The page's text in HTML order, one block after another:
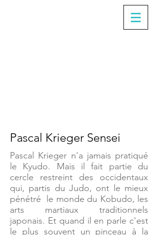
Pascal Krieger Sensei
Pascal Krieger n'a jamais pratiqué
le Kyudo. Mais il fait partie du
cercle restreint des occidentaux
qui, partis du Judo, ont le mieux
pénétré le monde du Kobudo, les
arts martiaux traditionnels
japonais. Et quand il en parle c'est
le plus souvent un pinceau à la